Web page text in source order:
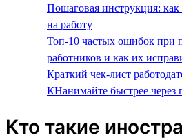
Пошаговая инструкция:
на работу
Топ-10 частых ошибок при
работников и как их
Краткий чек-лист
КНанимайте быстрее через
Кто такие